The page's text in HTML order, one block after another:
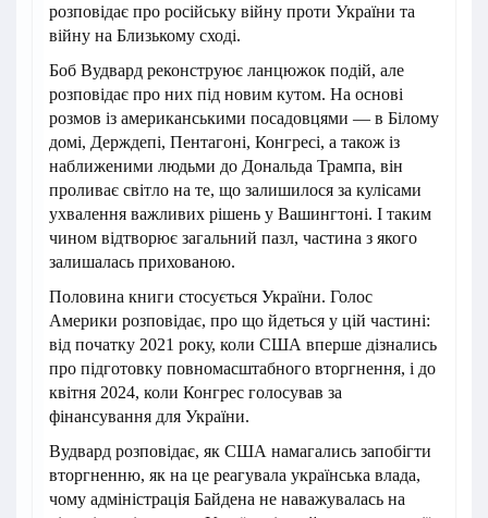
розповідає про російську війну проти України та
війну на Близькому сході.
Боб Вудвард реконструює ланцюжок подій, але
розповідає про них під новим кутом. На основі
розмов із американськими посадовцями — в Білому
домі, Держдепі, Пентагоні, Конгресі, а також із
наближеними людьми до Дональда Трампа, він
проливає світло на те, що залишилося за кулісами
ухвалення важливих рішень у Вашингтоні. І таким
чином відтворює загальний пазл, частина з якого
залишалась прихованою.
Половина книги стосується України. Голос
Америки розповідає, про що йдеться у цій частині:
від початку 2021 року, коли США вперше дізнались
про підготовку повномасштабного вторгнення, і до
квітня 2024, коли Конгрес голосував за
фінансування для України.
Вудвард розповідає, як США намагались запобігти
вторгненню, як на це реагувала українська влада,
чому адміністрація Байдена не наважувалась на